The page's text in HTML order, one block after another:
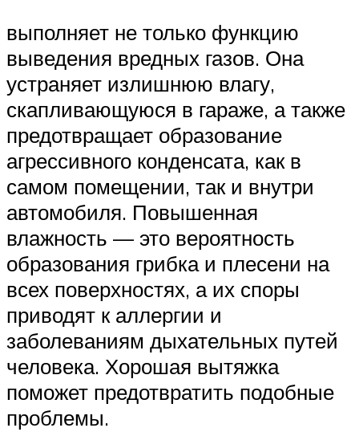
выполняет не только функцию
выведения вредных газов. Она
устраняет излишнюю влагу,
скапливающуюся в гараже, а также
предотвращает образование
агрессивного конденсата, как в
самом помещении, так и внутри
автомобиля. Повышенная
влажность — это вероятность
образования грибка и плесени на
всех поверхностях, а их споры
приводят к аллергии и
заболеваниям дыхательных путей
человека. Хорошая вытяжка
поможет предотвратить подобные
проблемы.